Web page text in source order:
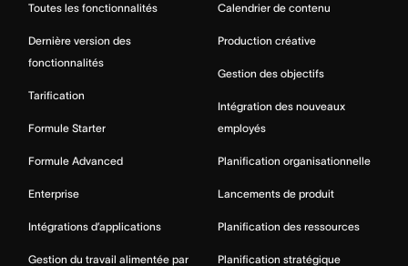
Toutes les fonctionnalités
Dernière version des
fonctionnalités
Tarification
Formule Starter
Formule Advanced
Enterprise
Intégrations d’applications
Gestion du travail alimentée par
Calendrier de contenu
Production créative
Gestion des objectifs
Intégration des nouveaux
employés
Planification organisationnelle
Lancements de produit
Planification des ressources
Planification stratégique